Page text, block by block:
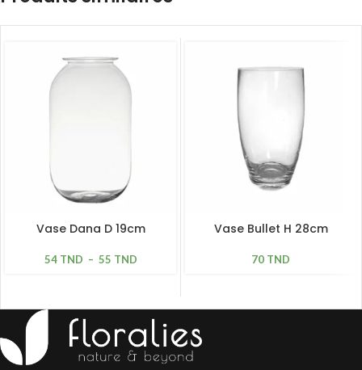
Vase Dana D 19cm
54 TND – 55 TND
Vase Bullet H 28cm
70 TND